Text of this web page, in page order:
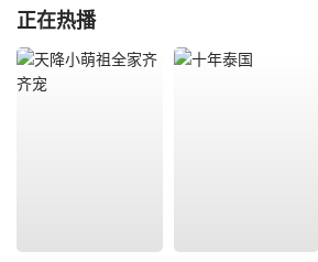
正在热播